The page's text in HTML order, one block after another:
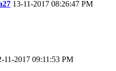
13-11-2017 08:26:47 PM
11-2017 09:11:53 PM